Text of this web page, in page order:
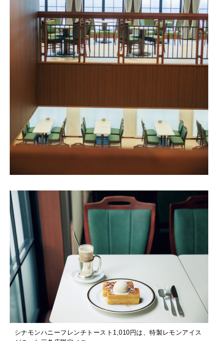
シナモンハニーフレンチトースト1,010円は、特製レモンアイス